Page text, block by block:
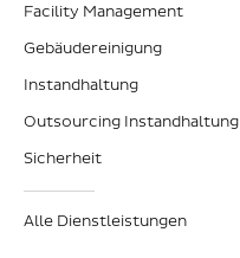
Facility Management
Gebäudereinigung
Instandhaltung
Outsourcing Instandhaltung
Sicherheit
Alle Dienstleistungen